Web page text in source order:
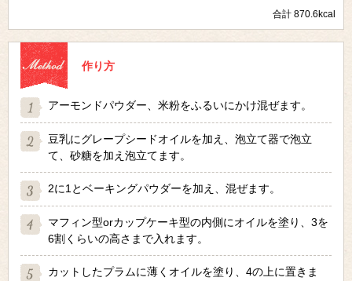
合計 870.6kcal
作り方
アーモンドパウダー、米粉をふるいにかけ混ぜます。
豆乳にグレープシードオイルを加え、泡立て器で泡立
て、砂糖を加え泡立てます。
2に1とベーキングパウダーを加え、混ぜます。
マフィン型orカップケーキ型の内側にオイルを塗り、3を
6割くらいの高さまで入れます。
カットしたプラムに薄くオイルを塗り、4の上に置きま